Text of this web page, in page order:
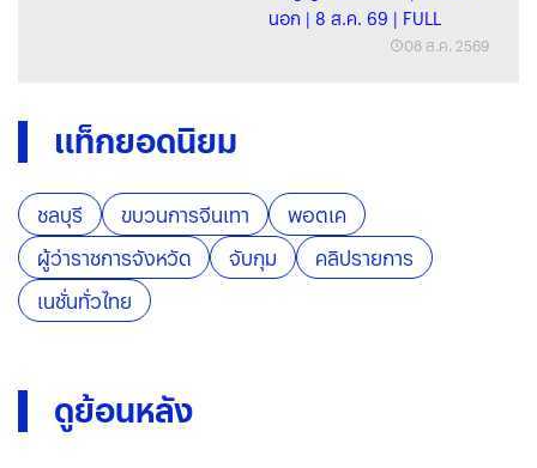
นอก | 8 ส.ค. 69 | FULL
08 ส.ค. 2569
แท็กยอดนิยม
ชลบุรี ขบวนการจีนเทา
พอตเค
ผู้ว่าราชการจังหวัด
จับกุม
คลิปรายการ
เนชั่นทั่วไทย
ดูย้อนหลัง